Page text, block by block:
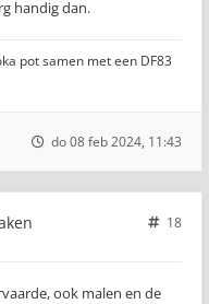
handig dan.
pot samen met een DF83
do 08 feb 2024, 11:43
18
ook malen en de